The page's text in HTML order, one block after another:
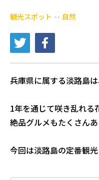
観光スポット 自然
兵庫県に属する淡路島
1年を通じて咲き乱れる
絶品グルメもたくさんあ
今回は淡路島の定番観